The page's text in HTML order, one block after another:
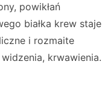
powikłań
białka krew staje
i rozmaite
krwawienia.